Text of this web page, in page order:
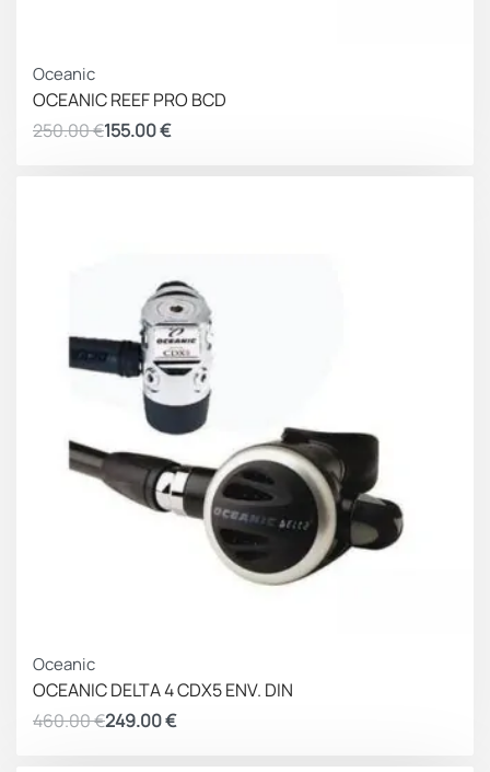
Oceanic
OCEANIC REEF PRO BCD
250.00€155.00€
Oceanic
OCEANIC DELTA 4 CDX5 ENV. DIN
460.00€249.00€